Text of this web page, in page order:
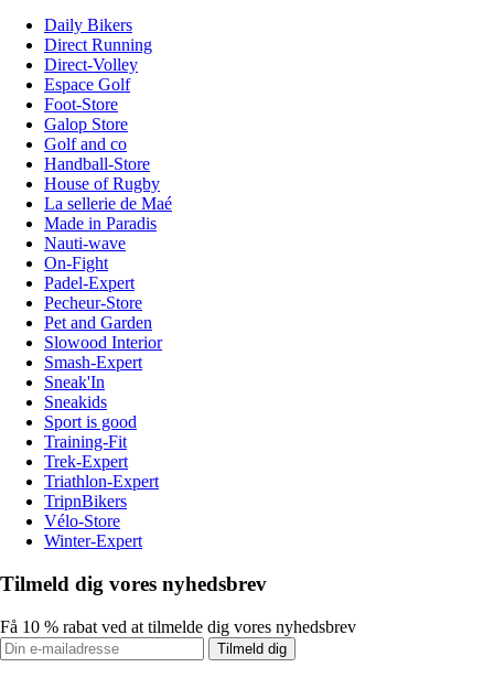
Daily Bikers
Direct Running
Direct-Volley
Espace Golf
Foot-Store
Galop Store
Golf and co
Handball-Store
House of Rugby
La sellerie de Maé
Made in Paradis
Nauti-wave
On-Fight
Padel-Expert
Pecheur-Store
Pet and Garden
Slowood Interior
Smash-Expert
Sneak'In
Sneakids
Sport is good
Training-Fit
Trek-Expert
Triathlon-Expert
TripnBikers
Vélo-Store
Winter-Expert
Tilmeld dig vores nyhedsbrev
Få 10 % rabat ved at tilmelde dig vores nyhedsbrev
Tilmeld dig